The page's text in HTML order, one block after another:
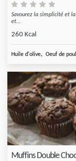
Savourez la simplicité et
et...
260 Kcal
Huile d'olive, Oeuf de
Muffins Double